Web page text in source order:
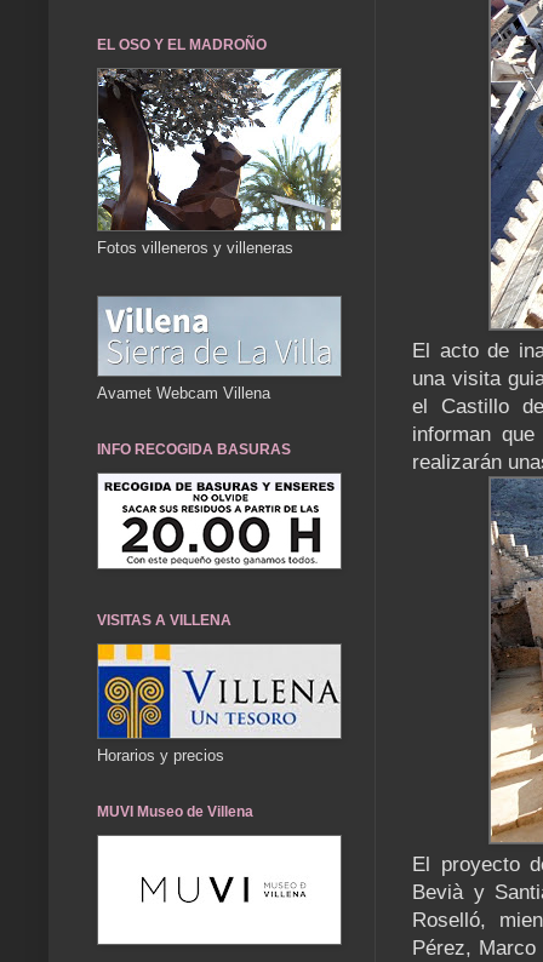
El acto de
una visita
el Castillo
informan
realizarán
El proyecto
Bevià y
Roselló,
Pérez,
EL OSO Y EL MADROÑO
Fotos villeneros y villeneras
Avamet Webcam Villena
INFO RECOGIDA BASURAS
VISITAS A VILLENA
Horarios y precios
MUVI Museo de Villena